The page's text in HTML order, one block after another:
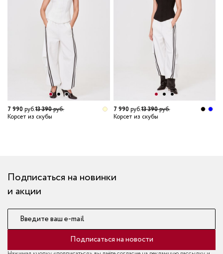
7 990руб.13 390руб.
Корсет из скубы
7 990руб.13 390руб.
Корсет из скубы
Подписаться на новинки
и акции
Введите ваш e-mail
Подписаться на новости